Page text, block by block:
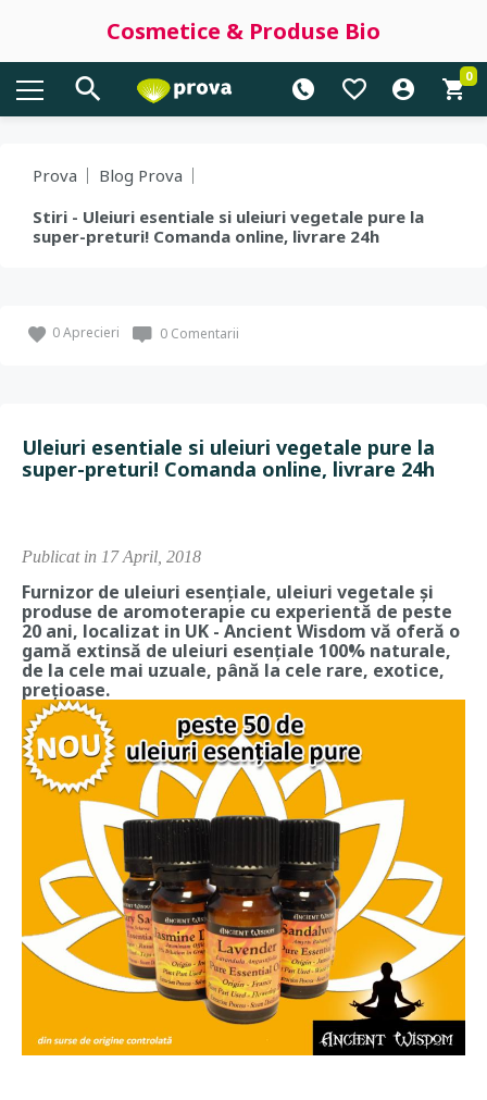
Cosmetice & Produse Bio
0
Prova
Blog Prova
Stiri - Uleiuri esentiale si uleiuri vegetale pure la
super-preturi! Comanda online, livrare 24h
0Aprecieri 0 Comentarii
Uleiuri esentiale si uleiuri vegetale pure la
super-preturi! Comanda online, livrare 24h
Publicat in 17 April, 2018
Furnizor de uleiuri esențiale, uleiuri vegetale și
produse de aromoterapie cu experientă de peste
20 ani, localizat in UK - Ancient Wisdom vă oferă o
gamă extinsă de uleiuri esențiale 100% naturale,
de la cele mai uzuale, până la cele rare, exotice,
prețioase.